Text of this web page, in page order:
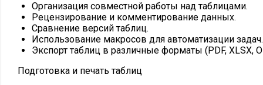
Организация совместной работы над таблицами.
Рецензирование и комментирование данных.
Сравнение версий таблиц.
Использование макросов для автоматизации задач.
Экспорт таблиц в различные форматы (PDF, XLSX,
Подготовка и печать таблиц